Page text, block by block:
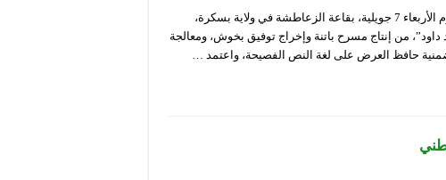
كتب، الناقد والأكاديمي، محمد الأمين بحري، أنه قد شهد يوم الأربعاء 7 جويلية، بقاعة الزعاطشة في ولاية بسكرة،
داود”، من إنتاج مسرح باتنة وإخراج توفيق بخوش، ومعالجة
حافظ العرض على لغة النص الفصيحة، واعتمد …